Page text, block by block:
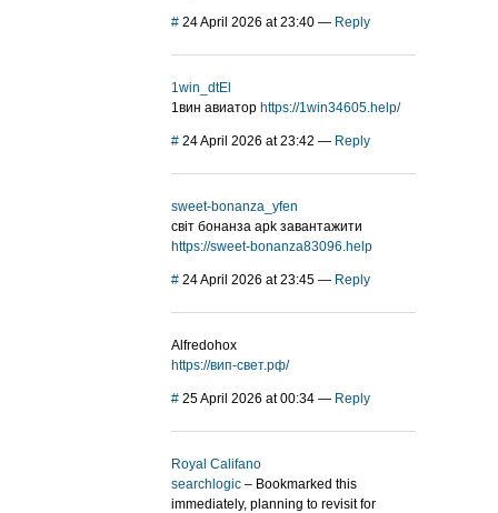
# 24 April 2026 at 23:40 — Reply
1win_dtEl
1вин авиатор https://1win34605.help/
# 24 April 2026 at 23:42 — Reply
sweet-bonanza_yfen
світ бонанза apk завантажити
https://sweet-bonanza83096.help
# 24 April 2026 at 23:45 — Reply
Alfredohox
https://вип-свет.рф/
# 25 April 2026 at 00:34 — Reply
Royal Califano
searchlogic – Bookmarked this
immediately, planning to revisit for